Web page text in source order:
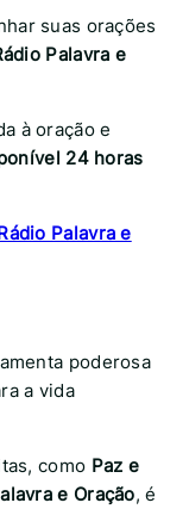
suas orações
Palavra e
à oração e
24 horas
Palavra e
poderosa
a vida
como Paz e
e Oração, é